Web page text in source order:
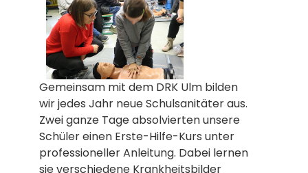
Gemeinsam mit dem DRK Ulm bilden
wir jedes Jahr neue Schulsanitäter aus.
Zwei ganze Tage absolvierten unsere
Schüler einen Erste-Hilfe-Kurs unter
professioneller Anleitung. Dabei lernen
sie verschiedene Krankheitsbilder